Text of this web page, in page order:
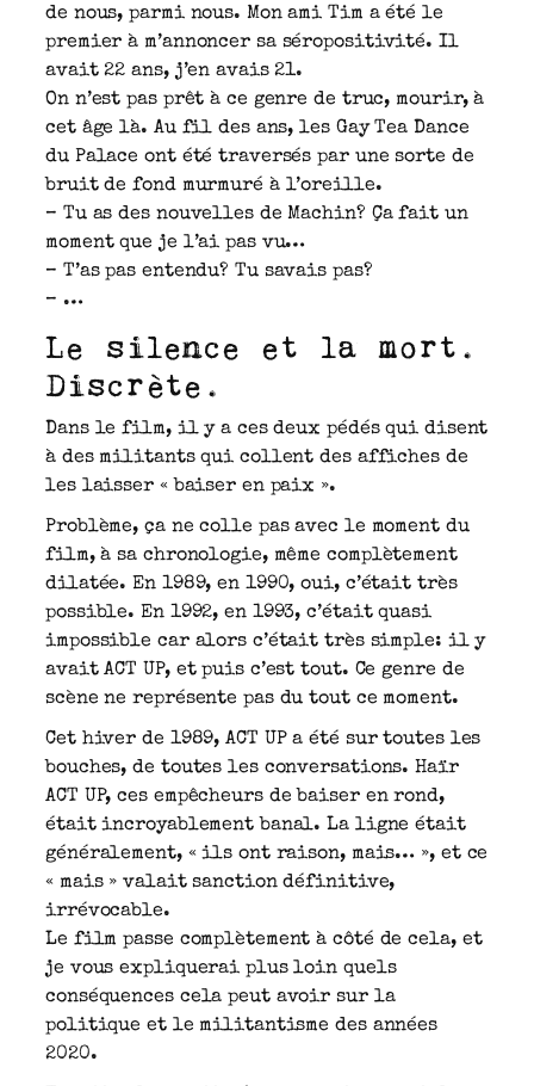
de nous, parmi nous. Mon ami Tim a été le
premier à m’annoncer sa séropositivité. Il
avait 22 ans, j’en avais 21.
On n’est pas prêt à ce genre de truc, mourir, à
cet âge là. Au fil des ans, les Gay Tea Dance
du Palace ont été traversés par une sorte de
bruit de fond murmuré à l’oreille.
– Tu as des nouvelles de Machin? Ça fait un
moment que je l’ai pas vu…
– T’as pas entendu? Tu savais pas?
– …
Le silence et la mort.
Discrète.
Dans le film, il y a ces deux pédés qui disent
à des militants qui collent des affiches de
les laisser « baiser en paix ».
Problème, ça ne colle pas avec le moment du
film, à sa chronologie, même complètement
dilatée. En 1989, en 1990, oui, c’était très
possible. En 1992, en 1993, c’était quasi
impossible car alors c’était très simple: il y
avait ACT UP, et puis c’est tout. Ce genre de
scène ne représente pas du tout ce moment.
Cet hiver de 1989, ACT UP a été sur toutes les
bouches, de toutes les conversations. Haïr
ACT UP, ces empêcheurs de baiser en rond,
était incroyablement banal. La ligne était
généralement, « ils ont raison, mais… », et ce
« mais » valait sanction définitive,
irrévocable.
Le film passe complètement à côté de cela, et
je vous expliquerai plus loin quels
conséquences cela peut avoir sur la
politique et le militantisme des années
2020.